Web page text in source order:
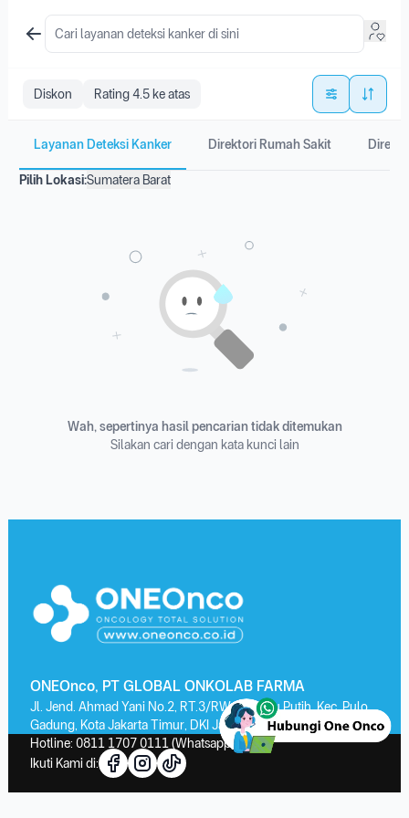
Diskon Rating 4.5 ke atas
Layanan Deteksi Kanker Direktori Rumah Sakit
Pilih Lokasi:Sumatera Barat
Wah, sepertinya hasil pencarian tidak ditemukan
Silakan cari dengan kata kunci lain
ONEOnco, PT GLOBAL ONKOLAB FARMA
Jl. Jend. Ahmad Yani No.2, RT.3/RW.13, Kayu Putih, Kec. Pulo
Gadung, Kota Jakarta Timur, DKI Jakarta 13210
Hotline: 0811 1707 0111 (Whatsapp)
Ikuti Kami di: